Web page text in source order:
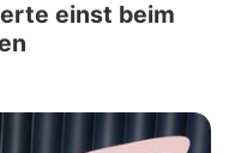
einst beim